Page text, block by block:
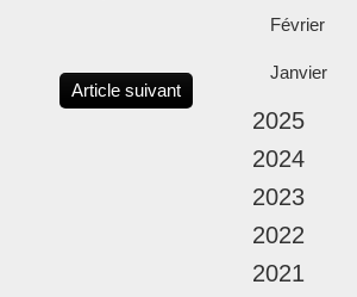
Article suivant
Février
Janvier
2025
2024
2023
2022
2021